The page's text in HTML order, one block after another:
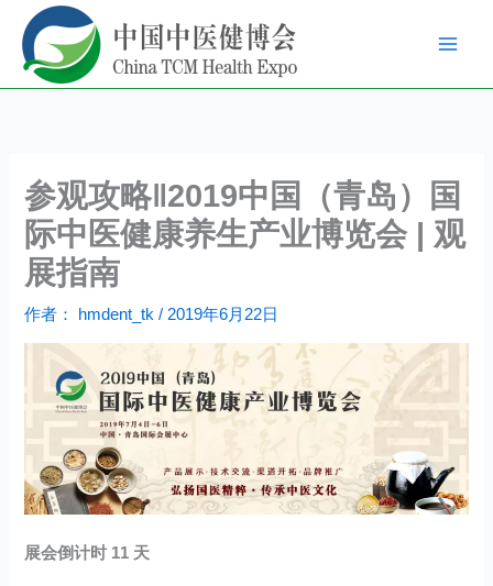
容
参观攻略‖2019中国（青岛）国
际中医健康养生产业博览会 | 观
展指南
作者： hmdent_tk/2019年6月22日
展会倒计时 11 天